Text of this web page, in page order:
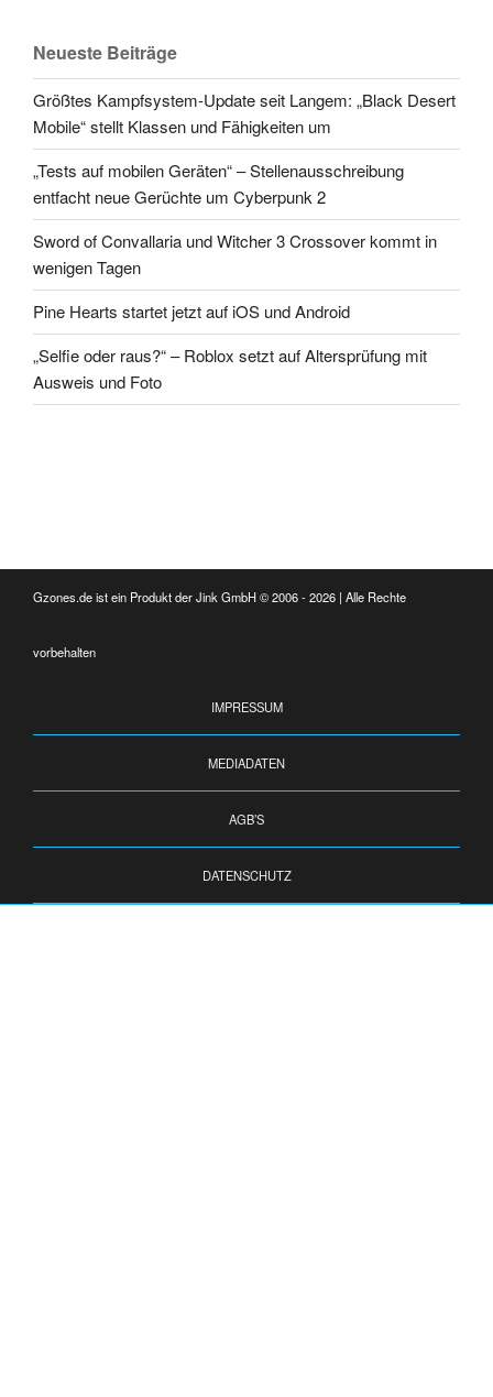
Neueste Beiträge
Größtes Kampfsystem-Update seit Langem: „Black Desert
Mobile“ stellt Klassen und Fähigkeiten um
„Tests auf mobilen Geräten“ – Stellenausschreibung
entfacht neue Gerüchte um Cyberpunk 2
Sword of Convallaria und Witcher 3 Crossover kommt in
wenigen Tagen
Pine Hearts startet jetzt auf iOS und Android
„Selfie oder raus?“ – Roblox setzt auf Altersprüfung mit
Ausweis und Foto
Gzones.de ist ein Produkt der Jink GmbH © 2006 - 2026 | Alle Rechte
vorbehalten
IMPRESSUM
MEDIADATEN
AGB’S
DATENSCHUTZ